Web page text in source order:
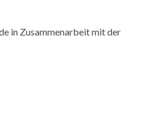
in Zusammenarbeit mit der